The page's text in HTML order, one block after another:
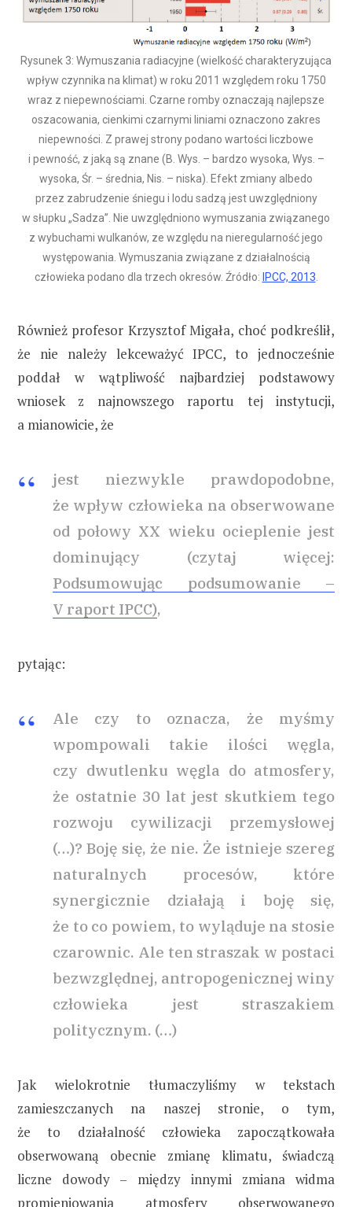
Rysunek 3: Wymuszania radiacyjne (wielkość charakteryzująca
wpływ czynnika na klimat) w roku 2011 względem roku 1750
wraz z niepewnościami. Czarne romby oznaczają najlepsze
oszacowania, cienkimi czarnymi liniami oznaczono zakres
niepewności. Z prawej strony podano wartości liczbowe
i pewność, z jaką są znane (B. Wys. – bardzo wysoka, Wys. –
wysoka, Śr. – średnia, Nis. – niska). Efekt zmiany albedo
przez zabrudzenie śniegu i lodu sadzą jest uwzględniony
w słupku „Sadza”. Nie uwzględniono wymuszania związanego
z wybuchami wulkanów, ze względu na nieregularność jego
występowania. Wymuszania związane z działalnością
człowieka podano dla trzech okresów. Źródło: IPCC, 2013
Również profesor Krzysztof Migała, choć podkreślił,
że nie należy lekceważyć IPCC, to jednocześnie
poddał w wątpliwość najbardziej podstawowy
wniosek z najnowszego raportu tej instytucji,
a mianowicie, że
jest niezwykle prawdopodobne,
że wpływ człowieka na obserwowane
od połowy XX wieku ocieplenie jest
dominujący (czytaj więcej:
Podsumowując podsumowanie –
V raport IPCC),
pytając:
Ale czy to oznacza, że myśmy
wpompowali takie ilości węgla,
czy dwutlenku węgla do atmosfery,
że ostatnie 30 lat jest skutkiem tego
rozwoju cywilizacji przemysłowej
(…)? Boję się, że nie. Że istnieje szereg
naturalnych procesów, które
synergicznie działają i boję się,
że to co powiem, to wyląduje na stosie
czarownic. Ale ten straszak w postaci
bezwzględnej, antropogenicznej winy
człowieka jest straszakiem
politycznym. (…)
Jak wielokrotnie tłumaczyliśmy w tekstach
zamieszczanych na naszej stronie, o tym,
że to działalność człowieka zapoczątkowała
obserwowaną obecnie zmianę klimatu, świadczą
liczne dowody – między innymi zmiana widma
promieniowania atmosfery obserwowanego